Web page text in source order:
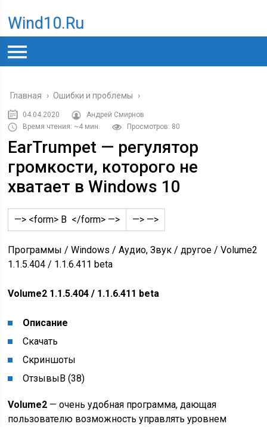
Wind10.ru
Главная › Ошибки и проблемы ›
04.04.2020
Андрей Смирнов
Время чтения: ~4 мин.
Просмотров: 80
EarTrumpet — регулятор
громкости, которого не
хватает в Windows 10
—> <form> В </form> —> —> —>
Программы / Windows / Аудио, Звук / другое / Volume2
1.1.5.404 / 1.1.6.411 beta
Volume2 1.1.5.404 / 1.1.6.411 beta
Описание
Скачать
Скриншоты
ОтзывыВ (38)
Volume2 — очень удобная программа, дающая
пользователю возможность управлять уровнем